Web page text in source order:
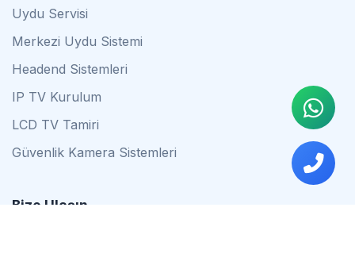
Uydu Servisi
Merkezi Uydu Sistemi
Headend Sistemleri
IP TV Kurulum
LCD TV Tamiri
Güvenlik Kamera Sistemleri
Bize Ulaşın